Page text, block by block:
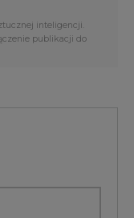
inteligencji.
publikacji do